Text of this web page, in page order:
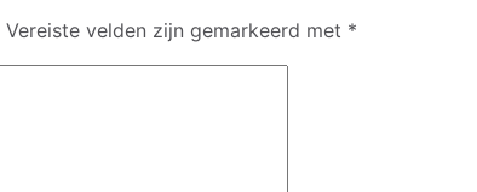
Vereiste velden zijn gemarkeerd met *